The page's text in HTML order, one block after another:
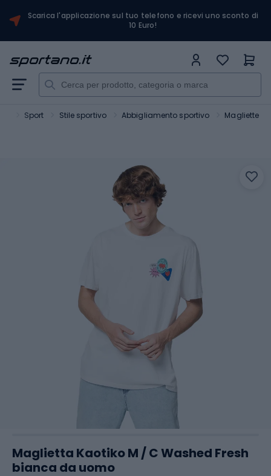
Scarica l'applicazione sul tuo telefono e ricevi uno sconto di
10 Euro!
Sport Stile sportivo Abbigliamento sportivo Magliette
Maglietta Kaotiko M / C Washed Fresh
bianca da uomo